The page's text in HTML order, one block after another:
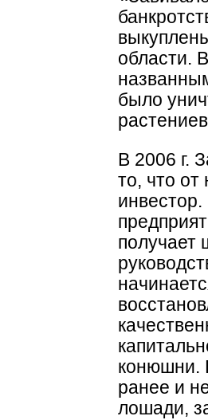
области.
было
В 2006 г.
то, что от
получает
конюшни.
ранее и
лошади,